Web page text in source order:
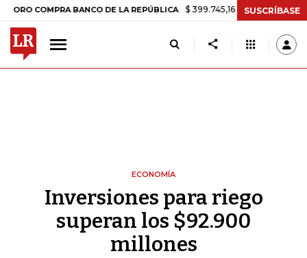
BANCO DE LA REPÚBLICA $ 399.745,16 +$ 2.295,71 +0,58%
SUSCRÍBASE
ECONOMÍA
Inversiones para riego
superan los $92.900
millones